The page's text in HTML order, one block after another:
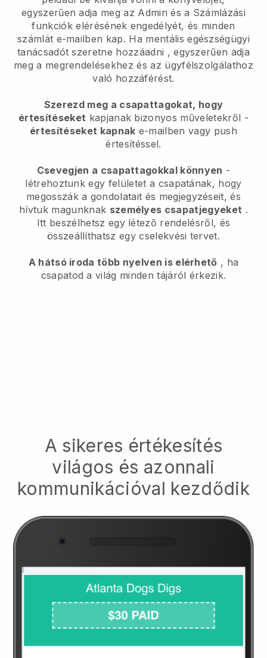
egyszerűen adja meg az Admin és a Számlázási
funkciók elérésének engedélyét, és minden
számlát e-mailben kap. Ha mentális egészségügyi
tanácsadót szeretne hozzáadni , egyszerűen adja
meg a megrendelésekhez és az ügyfélszolgálathoz
való hozzáférést.
Szerezd meg a csapattagokat, hogy
értesítéseket kapjanak bizonyos műveletekről -
értesítéseket kapnak e-mailben vagy push
értesítéssel.
Csevegjen a csapattagokkal könnyen -
létrehoztunk egy felületet a csapatának, hogy
megosszák a gondolatait és megjegyzéseit, és
hívtuk magunknak személyes csapatjegyeket .
Itt beszélhetsz egy létező rendelésről, és
összeállíthatsz egy cselekvési tervet.
A hátsó iroda több nyelven is elérhető , ha
csapatod a világ minden tájáról érkezik.
A sikeres értékesítés
világos és azonnali
kommunikációval kezdődik